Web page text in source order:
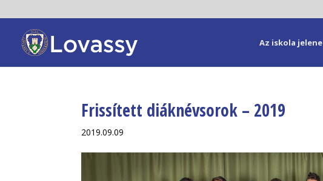
Az iskola jelene
Frissített diáknévsorok – 2019
2019.09.09